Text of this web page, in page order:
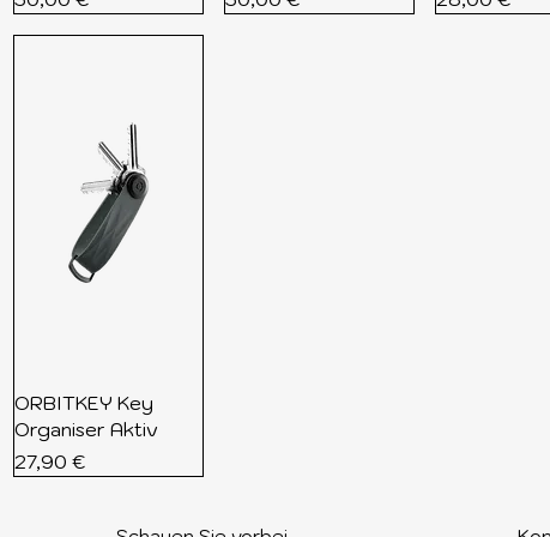
ORBITKEY Key
Organiser Aktiv
Preis
27,90 €